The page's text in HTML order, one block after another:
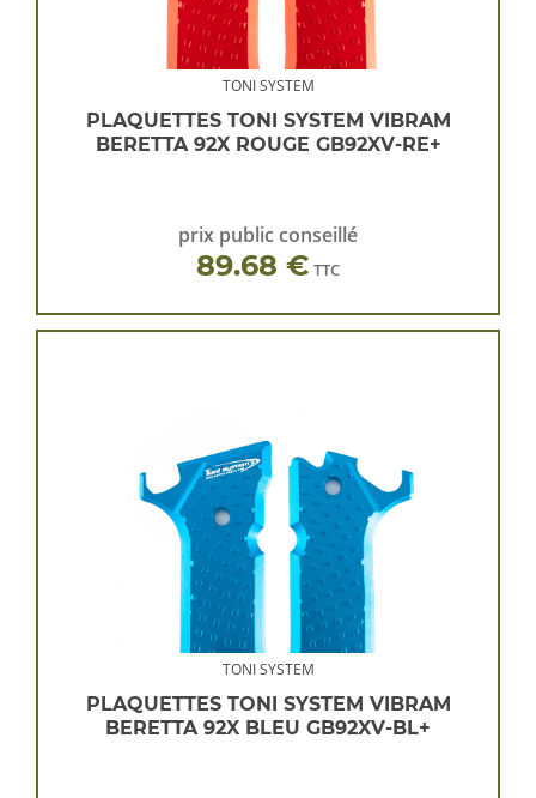
TONI SYSTEM
PLAQUETTES TONI SYSTEM VIBRAM
BERETTA 92X ROUGE GB92XV-RE+
prix public conseillé
89.68 € TTC
TONI SYSTEM
PLAQUETTES TONI SYSTEM VIBRAM
BERETTA 92X BLEU GB92XV-BL+